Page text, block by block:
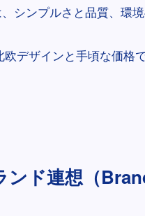
シンプルさと品質、環
デザインと手頃な価格
ンド連想（